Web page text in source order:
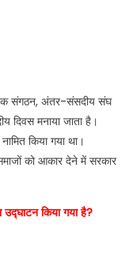
संगठन, अंतर-संसदीय संघ
दिवस मनाया जाता है।
किया गया था।
को आकार देने में सरकार
किया गया है?